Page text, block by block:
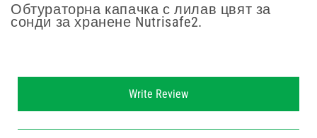
Обтураторна капачка с лилав цвят за
сонди за хранене Nutrisafe2.
Write Review